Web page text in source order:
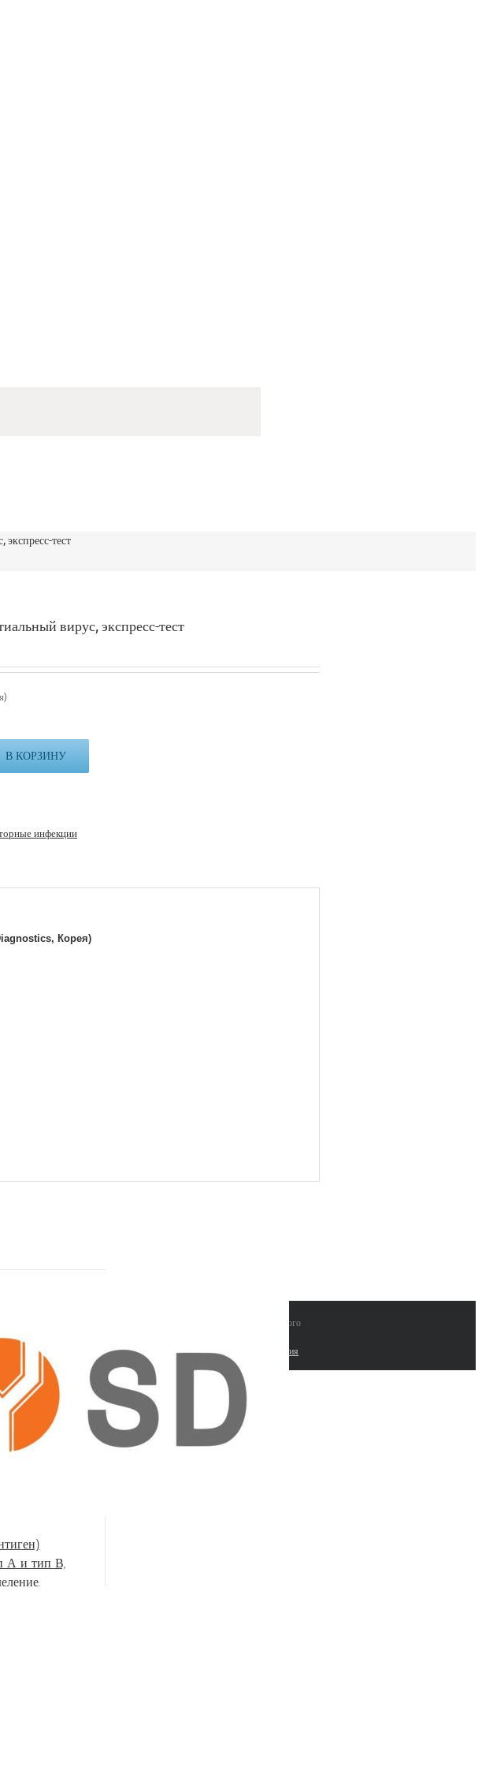
тест
вирус, экспресс-тест
В КОРЗИНУ
инфекции
Корея)
А и тип В,
ООО "ЛАБИНВЕСТ" поставки лабораторного
Разработка сайтов. Комплексные seo решения